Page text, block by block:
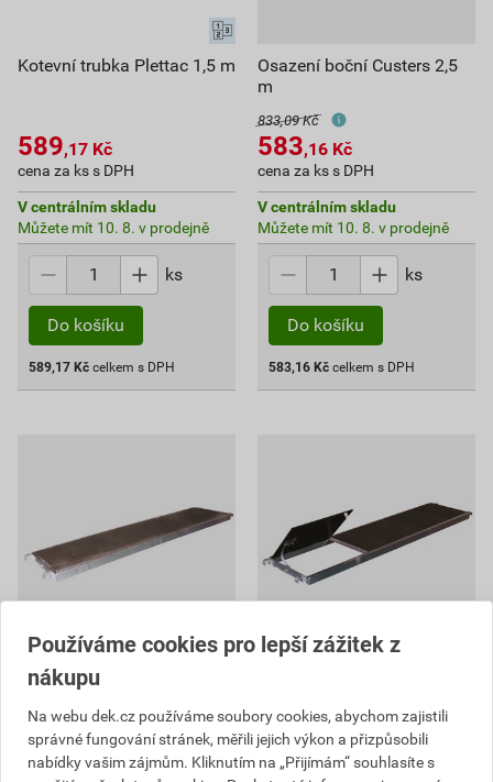
Kotevní trubka Plettac 1,5 m
589,17 Kč
cena za ks s DPH
V centrálním skladu
Můžete mít 10. 8. v prodejně
ks
Do košíku
589,17 Kč celkem s DPH
Osazení boční Custers 2,5
m
833,09 Kč
583,16 Kč
cena za ks s DPH
V centrálním skladu
Můžete mít 10. 8. v prodejně
ks
Do košíku
583,16 Kč celkem s DPH
Podlážka plná Custers 2,5
10 305,57 Kč
7 213,90Kč
12 064,31 Kč
8 445,01 Kč
Používáme cookies pro lepší zážitek z
nákupu
Na webu dek.cz používáme soubory cookies, abychom zajistili
správné fungování stránek, měřili jejich výkon a přizpůsobili
nabídky vašim zájmům. Kliknutím na „Přijímám“ souhlasíte s